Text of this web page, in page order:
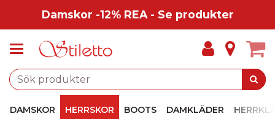
Damskor -12% REA - Se produkter
DAMSKOR HERRSKOR BOOTS DAMKLÄDER